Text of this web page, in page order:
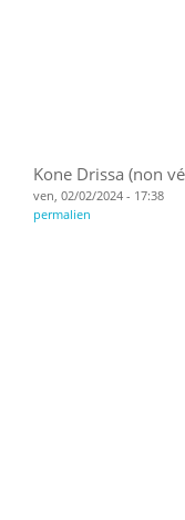
Kone Drissa (non
ven, 02/02/2024 - 17:38
permalien